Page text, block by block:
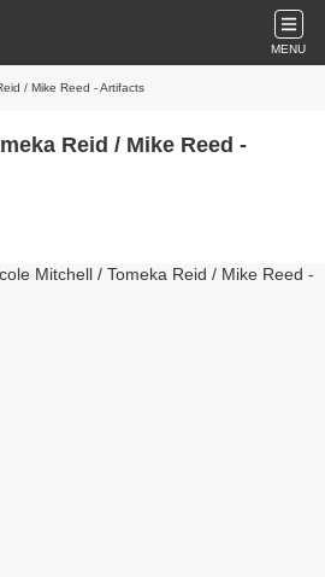
MENU
/ Mike Reed - Artifacts
Reid / Mike Reed -